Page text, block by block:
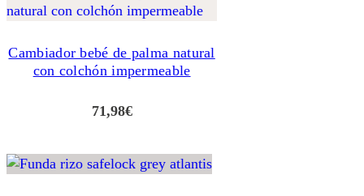
27,95€
30,63€
Cambiador bebé de palma natural
con colchón impermeable
71,98€